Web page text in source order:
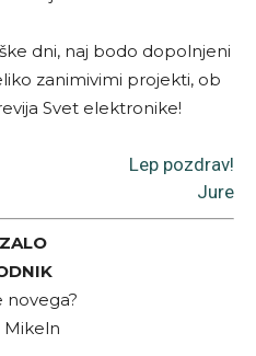
dni, naj bodo dopolnjeni
zanimivimi projekti, ob
Svet elektronike!
Lep pozdrav!
Jure
novega?
Mikeln